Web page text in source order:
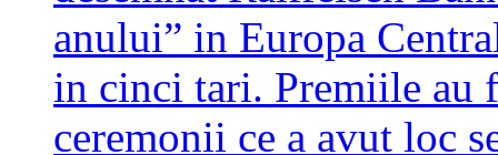
anului” in Europa
in cinci tari. Premiile au
ceremonii ce a avut loc